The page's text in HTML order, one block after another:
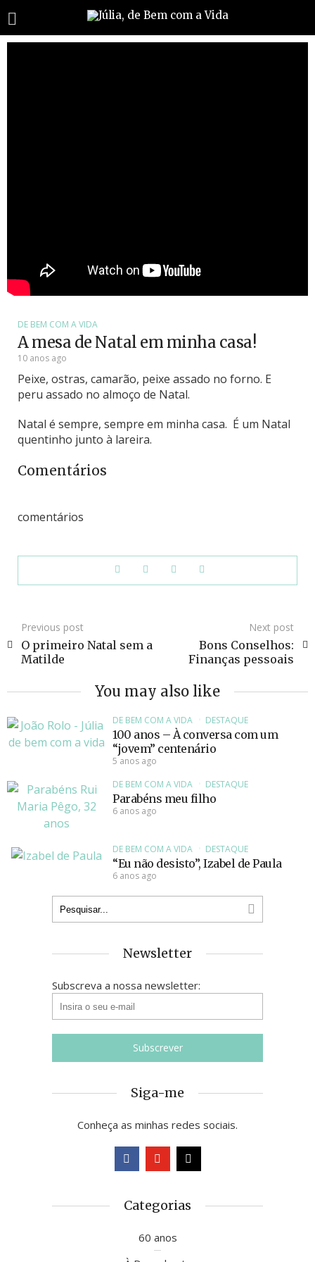
DE BEM COM A VIDA
A mesa de Natal em minha casa!
10 anos ago
Peixe, ostras, camarão, peixe assado no forno. E
peru assado no almoço de Natal.
Natal é sempre, sempre em minha casa. É um Natal
quentinho junto à lareira.
Comentários
comentários
Previous post
O primeiro Natal sem a
Matilde
Next post
Bons Conselhos:
Finanças pessoais
You may also like
DE BEM COM A VIDA DESTAQUE
100 anos – À conversa com um
“jovem” centenário
5 anos ago
DE BEM COM A VIDA
DESTAQUE
Parabéns meu filho
6 anos ago
DE BEM COM A VIDA DESTAQUE
“Eu não desisto”, Izabel de Paula
6 anos ago
Newsletter
Subscreva a nossa newsletter:
Siga-me
Conheça as minhas redes sociais.
Categorias
60 anos